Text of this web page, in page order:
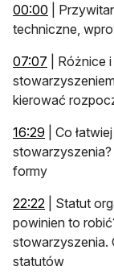
00:00 otwiera
|
techniczne,
07:07 otwiera
| Różnice
kierować
16:29 otwiera
| Co
stowarzyszenia?
formy
22:22 otwiera
| Statut
powinien to
stowarzyszenia.
statutów